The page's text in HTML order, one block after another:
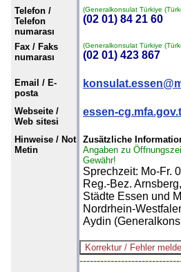
Telefon /
Telefon
numarası
(Generalkonsulat Türkiye
(02 01) 84 21 60
Fax / Faks
numarası
(Generalkonsulat Türkiye
(02 01) 423 867
Email / E-
posta
Webseite /
Web sitesi
essen-
Hinweise / Not
Metin
Zusätzliche
Angaben zu
Gewähr!
Sprechzeit: Mo-Fr.
Reg.-Bez.
Städte Essen und
Nordrhein-
Aydin